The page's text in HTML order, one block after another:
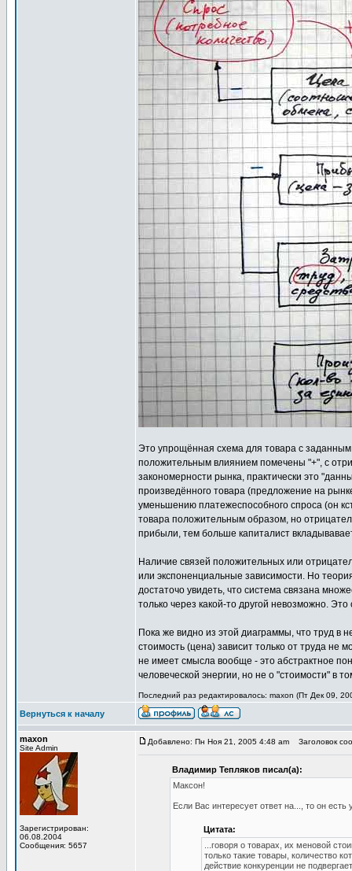
Это упрощённая схема для товара с заданным
положительным влиянием помечены "+", с
закономерности рынка, практически это
произведённого товара (предложение на
уменьшению платежеспособного спроса (он
товара положительным образом, но
прибыли, тем больше капиталист
Наличие связей положительных или
или экспоненциальные зависимости. Но
достаточо увидеть, что система связана
только через какой-то другой невозможно.
Пока же видно из этой диаграммы, что труд в
стоимость (цена) зависит только от труда не
не имеет смысла вообще - это абстрактное
человеческой энергии, но не о "стоимости" в
Последний раз редактировалось: maxon (Пт Дек 09,
Вернуться к началу
maxon
Site Admin
Зарегистрирован:
06.08.2004
Сообщения: 5657
Добавлено: Пн Ноя 21, 2005 4:48 am Заголовок
Владимир Тепляков писал(а):
Максон!
Если Вас интересует ответ на..., то он есть
Цитата:
...говоря о товарах, их меновой
только такие товары, количество
действие конкуренции не